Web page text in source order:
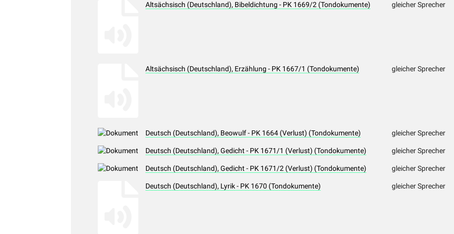
Altsächsisch (Deutschland), Bibeldichtung - PK 1669/2 (Tondokumente) gleicher Sprecher
Altsächsisch (Deutschland), Erzählung - PK 1667/1 (Tondokumente) gleicher Sprecher
Deutsch (Deutschland), Beowulf - PK 1664 (Verlust) (Tondokumente) gleicher Sprecher
Deutsch (Deutschland), Gedicht - PK 1671/1 (Verlust) (Tondokumente) gleicher Sprecher
Deutsch (Deutschland), Gedicht - PK 1671/2 (Verlust) (Tondokumente) gleicher Sprecher
Deutsch (Deutschland), Lyrik - PK 1670 (Tondokumente) gleicher Sprecher